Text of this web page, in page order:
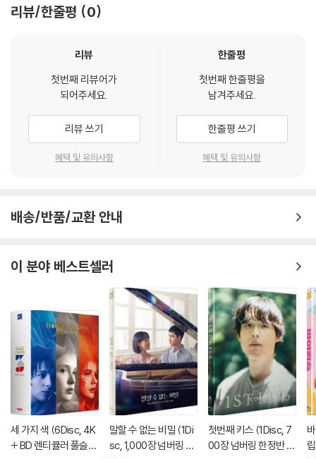
에밀리와 쿠마일의 진실한 진짜 사랑을 담아낸 영화다.
혼수상태에 빠진 연인, 원인 모를 희귀병, 그들의 이별을 원하는 부모, 정
략결혼을 해야만 하는 1,400년 된 파키스탄의 전통까지. 자신 앞에 놓인
여러가지 장애물과 싸워야만 하는 한 남자가 진짜 사랑을 깨닫게 되는 14
일의 시간이 흥미진진하게 펼쳐지는 '빅 식'은 2018년 출시되는 로맨스 장
르의 DVD 중 최고의 만족스러운 선택이 될 것이다.
DVD/ Blu-ray 구매시 참고 사항 안내드립니다.
이어를 사용하셔야 합니다. 더불어 플레이어 소프트웨어 최신 버전의 업데
니다.
※ 아웃케이스/구성품/포장 상태
1) 제작/배송 과정에서 경미한 아웃케이스 주름, 모서리 눌림 및 갈라짐이
발생할 수 있습니다. 반품을 원하실 경우 미개봉 상태로 문의 부탁드립니
다.
2) 스틸북 케이스 제작 과정에서 기포 혹은 경미한 인쇄 오류가 발생할 수
있습니다.
3) 렌티큘러 스틸북의 경우, 보호필름이 붙어 판매되기도 합니다. 보호필
름 손상에 의한 교환/반품은 불가합니다.
4) 본품 보호를 위해 노란색의 카톤 박스로 재포장한 경우, 카톤박스 손상
에 의한 교환/반품은 불가합니다.
리뷰/한줄평 0
리뷰
첫번째 리뷰어가
되어주세요.
리뷰 쓰기
혜택 및 유의사항
한줄평
첫번째 한줄평을
남겨주세요.
한줄평 쓰기
혜택 및 유의사항
배송/반품/교환 안내
이 분야 베스트셀러
세 가지 색 (6Disc, 4K
+ BD 렌티큘러 풀슬립
말할 수 없는 비밀 (1Di
sc, 1,000장 넘버링 한
첫번째 키스 (1Disc, 7
00장 넘버링 한정반 풀